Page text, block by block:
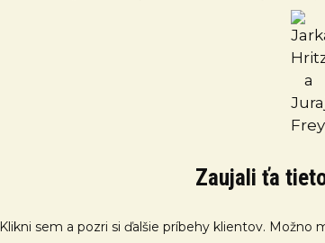
Zaujali ťa
Klikni sem a pozri si ďalšie príbehy klientov. Možno